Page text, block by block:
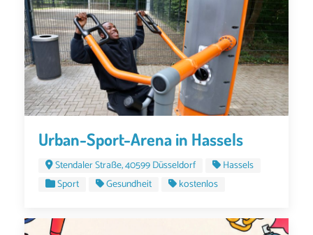
Urban-Sport-Arena in Hassels
Stendaler Straße, 40599 Düsseldorf
Hassels
Sport
Gesundheit kostenlos